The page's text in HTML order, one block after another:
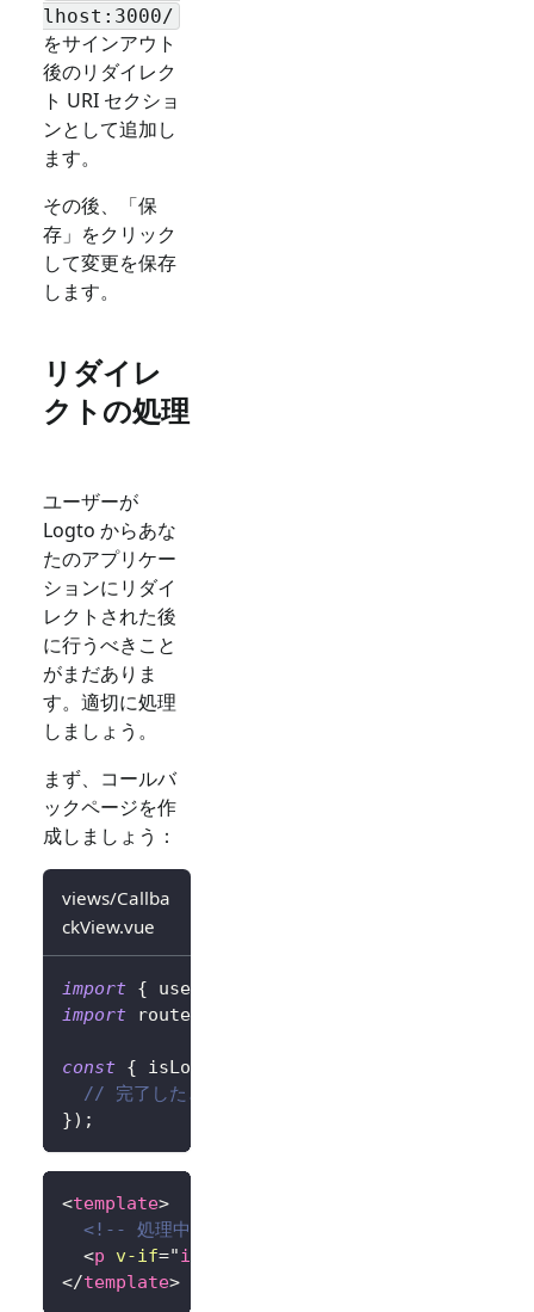
lhost:3000/
をサインアウト
後のリダイレク
ト URI セクショ
ンとして追加し
ます。
その後、「保
存」をクリック
して変更を保存
します。
リダイレ
クトの処理
ユーザーが
Logto からあな
たのアプリケー
ションにリダイ
レクトされた後
に行うべきこと
がまだありま
す。適切に処理
しましょう。
まず、コールバ
ックページを作
成しましょう：
views/Callba
ckView.vue
import { useHandleSignInCallback
import router
const { isLoading
// 完了したときに何かを行う、例えばホームページに
}) ;
<template>
<!-- 処理中の場合 -->
<p v-if="isLoading
</template>